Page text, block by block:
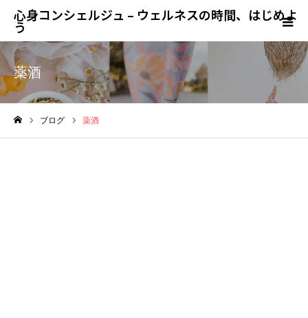
心身コンシェルジュ – ウェルネスの時間、はじめよ
う
薬酒
ブログ 薬酒